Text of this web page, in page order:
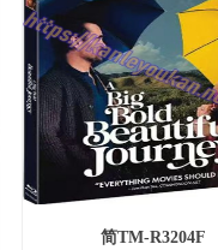
简TM-R3204F